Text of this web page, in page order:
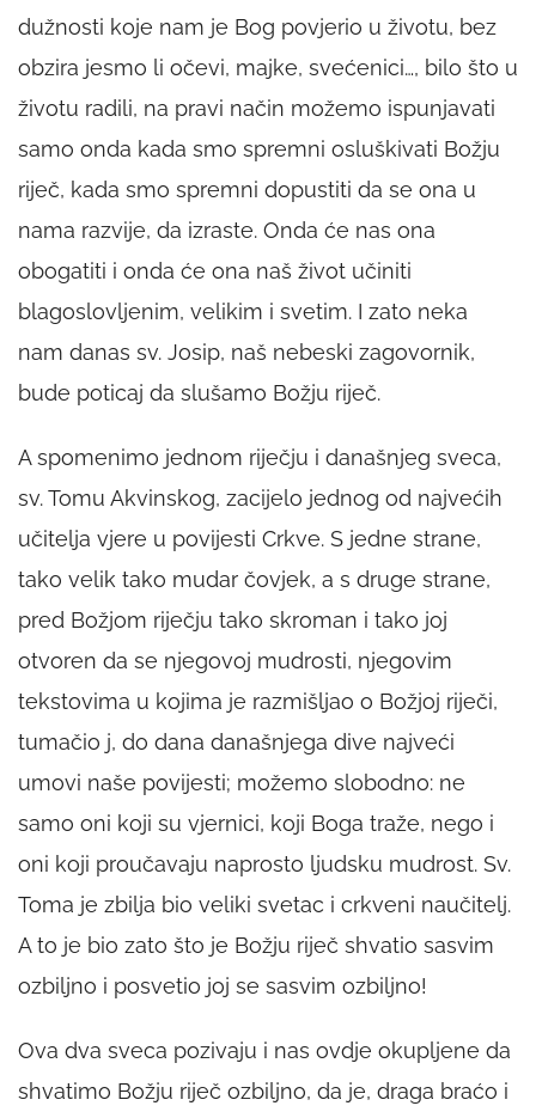
dužnosti koje nam je Bog povjerio u životu, bez
obzira jesmo li očevi, majke, svećenici…, bilo što u
životu radili, na pravi način možemo ispunjavati
samo onda kada smo spremni osluškivati Božju
riječ, kada smo spremni dopustiti da se ona u
nama razvije, da izraste. Onda će nas ona
obogatiti i onda će ona naš život učiniti
blagoslovljenim, velikim i svetim. I zato neka
nam danas sv. Josip, naš nebeski zagovornik,
bude poticaj da slušamo Božju riječ.
A spomenimo jednom riječju i današnjeg sveca,
sv. Tomu Akvinskog, zacijelo jednog od najvećih
učitelja vjere u povijesti Crkve. S jedne strane,
tako velik tako mudar čovjek, a s druge strane,
pred Božjom riječju tako skroman i tako joj
otvoren da se njegovoj mudrosti, njegovim
tekstovima u kojima je razmišljao o Božjoj riječi,
tumačio j, do dana današnjega dive najveći
umovi naše povijesti; možemo slobodno: ne
samo oni koji su vjernici, koji Boga traže, nego i
oni koji proučavaju naprosto ljudsku mudrost. Sv.
Toma je zbilja bio veliki svetac i crkveni naučitelj.
A to je bio zato što je Božju riječ shvatio sasvim
ozbiljno i posvetio joj se sasvim ozbiljno!
Ova dva sveca pozivaju i nas ovdje okupljene da
shvatimo Božju riječ ozbiljno, da je, draga braćo i